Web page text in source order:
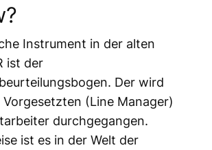
Instrument in der alten
ist der
Der wird
(Line Manager)
durchgegangen.
ist es in der Welt der